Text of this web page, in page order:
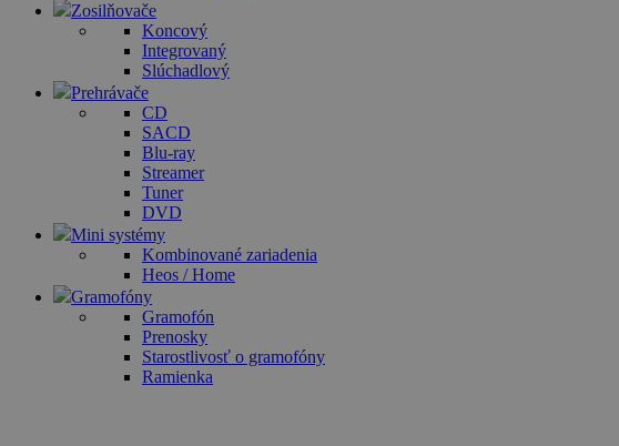
Zosilňovače
Koncový
Integrovaný
Slúchadlový
Prehrávače
CD
SACD
Blu-ray
Streamer
Tuner
DVD
Mini systémy
Kombinované zariadenia
Heos / Home
Gramofóny
Gramofón
Prenosky
Starostlivosť o gramofóny
Ramienka